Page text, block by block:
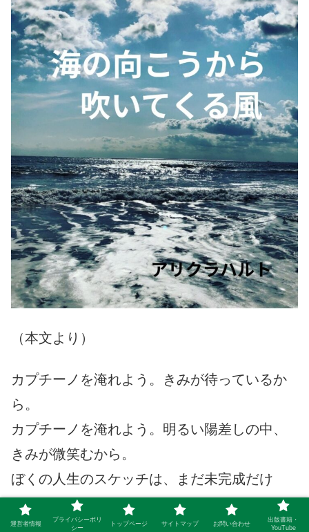
（本文より）
カプチーノを淹れよう。きみが待っているか
ら。
カプチーノを淹れよう。明るい陽差しの中、
きみが微笑むから。
ぼくの人生のスケッチは、まだ未完成だけ
ど。
裏の畑の麦の穂は、まだまだ蒼いままだけ
運営者情報
プライバシーポリ
シー
トップページ サイトマップ お問い合わせ
出版書籍・
YouTube